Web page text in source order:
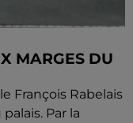
MARGES DU
François Rabelais
Par la